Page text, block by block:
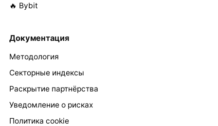
🔥 Bybit
Документация
Методология
Секторные индексы
Раскрытие партнёрства
Уведомление о рисках
Политика cookie